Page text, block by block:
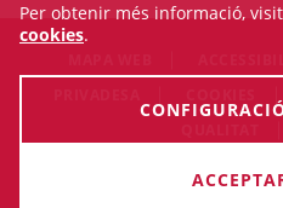
© Sun Aug 09 20:04:13
Per obtenir més informació,
cookies.